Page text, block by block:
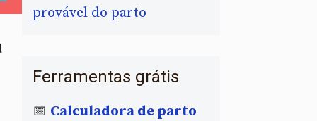
provável do parto
Ferramentas grátis
📅 Calculadora de parto